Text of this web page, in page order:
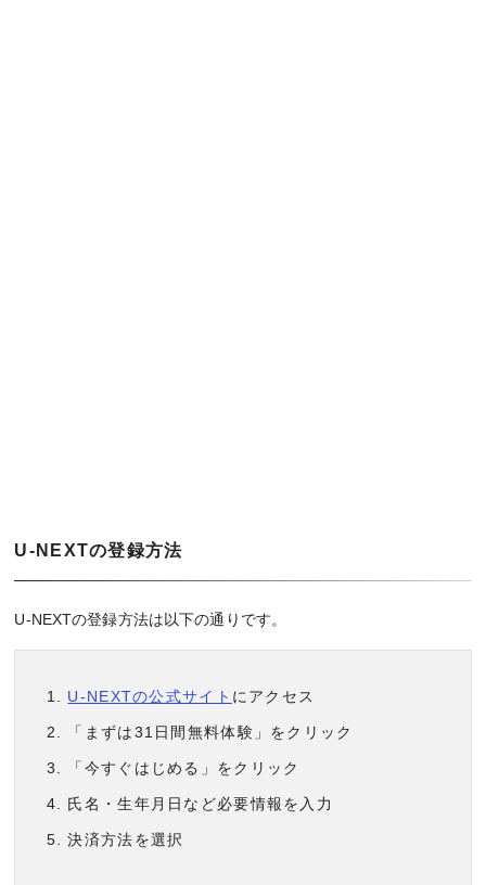
U-NEXTの登録方法
U-NEXTの登録方法は以下の通りです。
U-NEXTの公式サイト にアクセス
「まずは31日間無料体験」をクリック
「今すぐはじめる」をクリック
氏名・生年月日など必要情報を入力
決済方法を選択